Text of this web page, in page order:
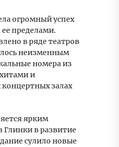
огромный успех
ее пределами.
в ряде театров
неизменным
номера из
и
залах
ярким
в развитие
сулило новые